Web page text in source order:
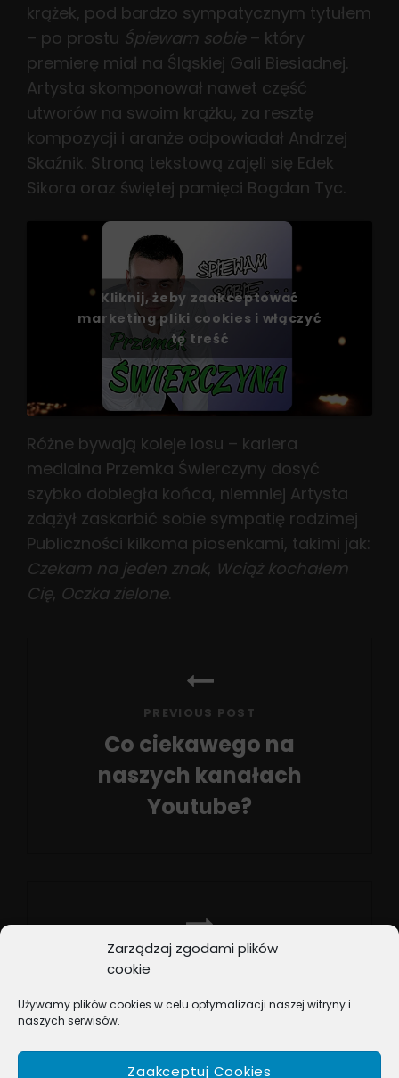
Zarządzaj zgodami plików
cookie
Używamy plików cookies w celu optymalizacji naszej witryny i
naszych serwisów.
Zaakceptuj Cookies
krążek, pod bardzo sympatycznym tytułem
– po prostu Śpiewam sobie– który
premierę miał na Śląskiej Gali Biesiadnej.
Artysta skomponował nawet część
utworów na swoim krążku, za resztę
kompozycji i aranże odpowiadał Andrzej
Skaźnik. Stroną tekstową zajęli się Edek
Sikora oraz świętej pamięci Bogdan Tyc.
Kliknij, żeby zaakceptować
marketing pliki cookies i włączyć
tę treść
Różne bywają koleje losu – kariera
medialna Przemka Świerczyny dosyć
szybko dobiegła końca, niemniej Artysta
zdążył zaskarbić sobie sympatię rodzimej
Publiczności kilkoma piosenkami, takimi jak:
Czekam na jeden znak, Wciąż kochałem
Cię, Oczka zielone.
PREVIOUS POST
Co ciekawego na
naszych kanałach
Youtube?
NEXT POST
przegląd list przebojów